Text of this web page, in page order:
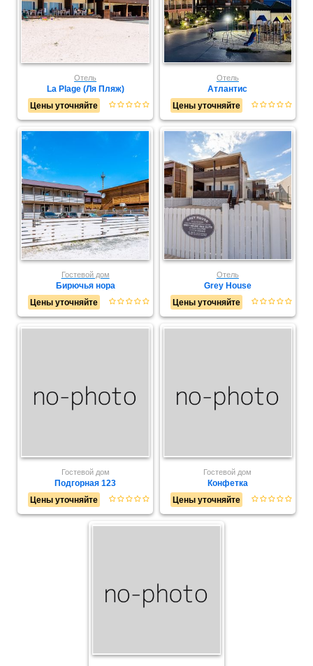
Отель
La Plage (Ля Пляж)
Цены уточняйте
Отель
Атлантис
Цены уточняйте
Гостевой дом
Бирючья нора
Цены уточняйте
Отель
Grey House
Цены уточняйте
Гостевой дом
Подгорная 123
Цены уточняйте
Гостевой дом
Конфетка
Цены уточняйте